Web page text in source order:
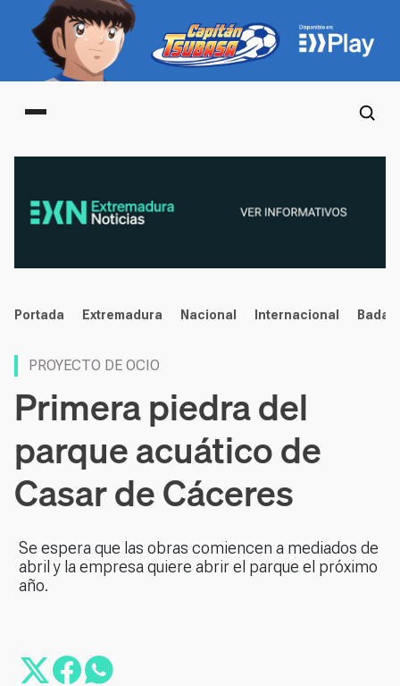
Main menu
noticias
Portada Extremadura Nacional Internacional
PROYECTO DE OCIO
Primera piedra del
parque acuático de
Casar de Cáceres
Se espera que las obras comiencen a mediados de
abril y la empresa quiere abrir el parque el próximo
año.